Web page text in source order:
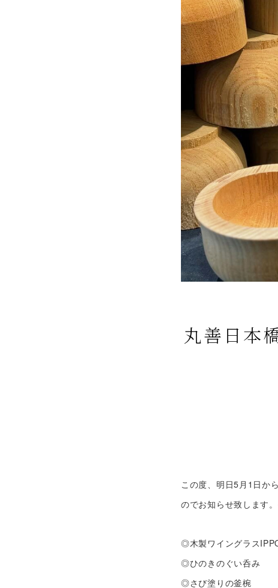
丸善日本
この度、明日5月1日か
のでお知らせ致します
◎木製ワイングラス
◎ひのきのぐい呑み
◎さび塗りの釜椀